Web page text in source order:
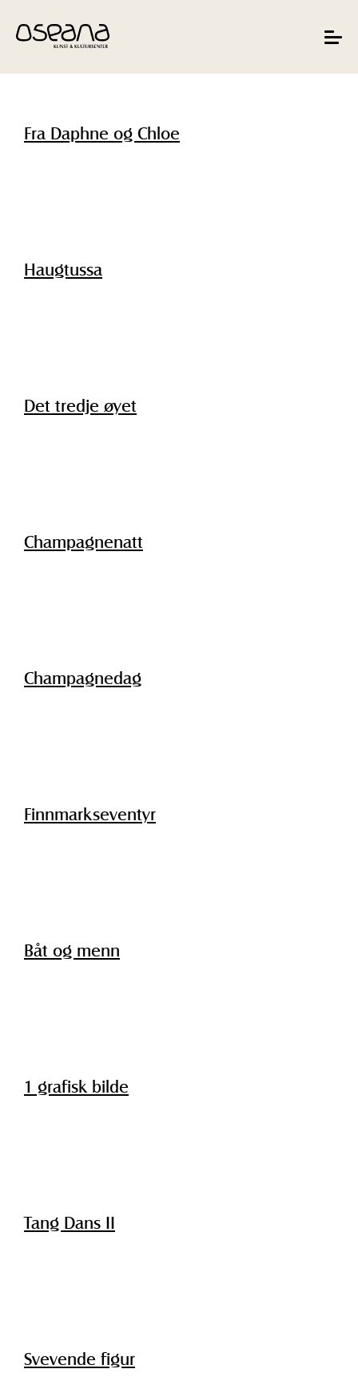
innhold
navigasjon
Toggle
Fra Daphne og Chloe
Haugtussa
Det tredje øyet
Champagnenatt
Champagnedag
Finnmarkseventyr
Båt og menn
1 grafisk bilde
Tang Dans II
Svevende figur